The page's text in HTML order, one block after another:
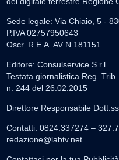
Sede legale: Via Chiaio, 5 -
P.IVA 02757950643
Oscr. R.E.A. AV N.181151
Editore: Consulservice S.r.l.
Testata giornalistica Reg.
n. 244 del 26.02.2015
Direttore Responsabile
Contatti: 0824.337274 –
redazione@labtv.net